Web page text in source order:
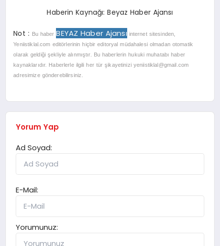
Haberin Kaynağı: Beyaz Haber Ajansı
Not : Bu haber BEYAZ Haber Ajansı internet sitesinden,
Yeniistiklal.com editörlerinin hiçbir editoryal müdahalesi olmadan otomatik
olarak geldiği şekliyle alınmıştır. Bu haberlerin hukuki muhatabı haber
kaynaklarıdır. Haberlerle ilgili her tür şikayetinizi yeniistiklal@gmail.com
adresimize gönderebilirsiniz.
Yorum Yap
Ad Soyad:
E-Mail:
Yorumunuz: